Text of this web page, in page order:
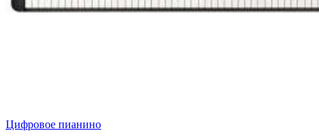
Цифровое пианино